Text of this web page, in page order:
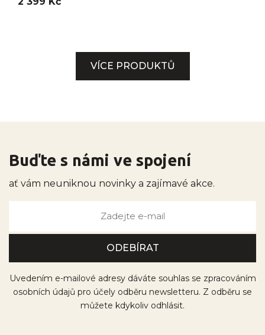
VÍCE PRODUKTŮ
Buďte s námi ve spojení
ať vám neuniknou novinky a zajímavé akce.
Uvedením e-mailové adresy dáváte souhlas se zpracováním
osobních údajů pro účely odběru newsletteru. Z odběru se
můžete kdykoliv odhlásit.